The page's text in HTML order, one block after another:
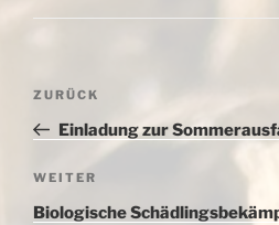
Beitragsnavigation
Vorheriger
Beitrag
ZURÜCK
Einladung zur
Nächster
Beitrag
WEITER
Biologische